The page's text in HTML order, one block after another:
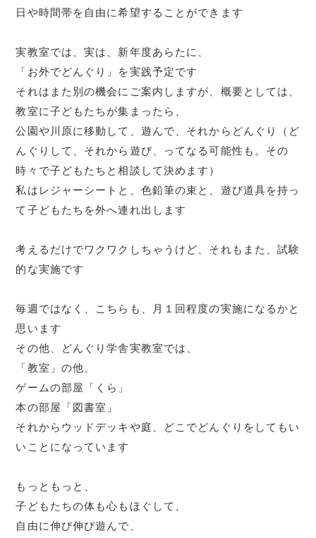
日や時間帯を自由に希望することができます
実教室では、実は、新年度あらたに、
「お外でどんぐり」を実践予定です
それはまた別の機会にご案内しますが、概要としては、
教室に子どもたちが集まったら、
公園や川原に移動して、遊んで、それからどんぐり（ど
んぐりして、それから遊び、ってなる可能性も。その
時々で子どもたちと相談して決めます）
私はレジャーシートと、色鉛筆の束と、遊び道具を持っ
て子どもたちを外へ連れ出します
考えるだけでワクワクしちゃうけど、それもまた、試験
的な実施です
毎週ではなく、こちらも、月１回程度の実施になるかと
思います
その他、どんぐり学舎実教室では、
「教室」の他、
ゲームの部屋「くら」
本の部屋「図書室」
それからウッドデッキや庭、どこでどんぐりをしてもい
いことになっています
もっともっと、
子どもたちの体も心もほぐして、
自由に伸び伸び遊んで、